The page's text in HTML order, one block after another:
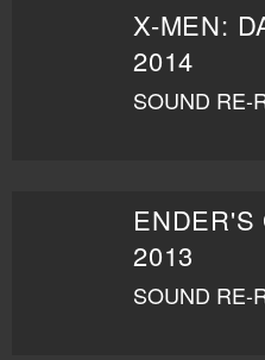
2014
SOUND RE-
ENDER'S
2013
SOUND RE-